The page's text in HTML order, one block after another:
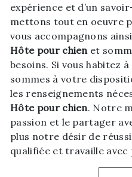
expérience et d’un
mettons tout en oeuvre
vous accompagnons
Hôte pour chienet
besoins. Si vous habitez à
sommes à votre
les renseignements
Hôte pour chien. Notre
passion et le partager
plus notre désir de
qualifiée et travaille